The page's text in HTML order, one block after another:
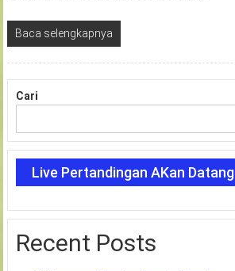
Baca selengkapnya
Cari
Live Pertandingan AKan Datang
Recent Posts